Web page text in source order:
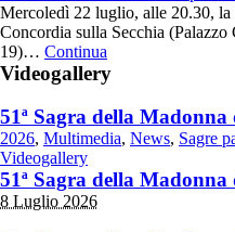
Mercoledì 22 luglio, alle 20.30,
Concordia sulla Secchia
19)… Continua
Videogallery
51ª Sagra della
2026, Multimedia, News, Sagre
Videogallery
51ª Sagra della
8 Luglio 2026